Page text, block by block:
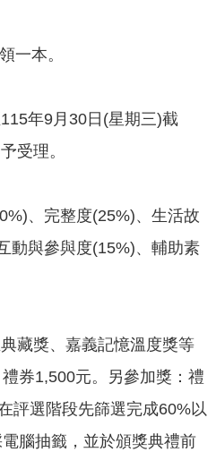
一本。
年9月30日(星期三)截
受理。
、完整度(25%)、生活故
動與參與度(15%)、輔助素
藏獎、嘉義記憶溫度獎等
券1,500元。另參加獎：禮
評選階段先篩選完成60%以
腦抽籤，並於頒獎典禮前